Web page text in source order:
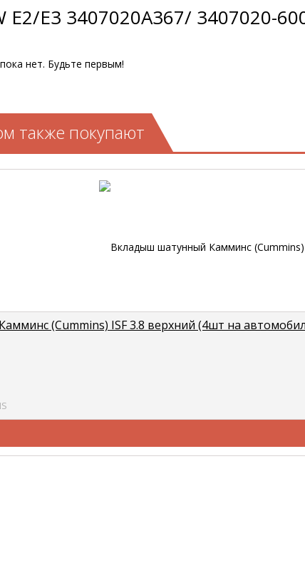
E2/E3 3407020A367/ 3407020-
нет. Будьте первым!
также покупают
(Cummins) ISF 3.8 верхний (4шт на